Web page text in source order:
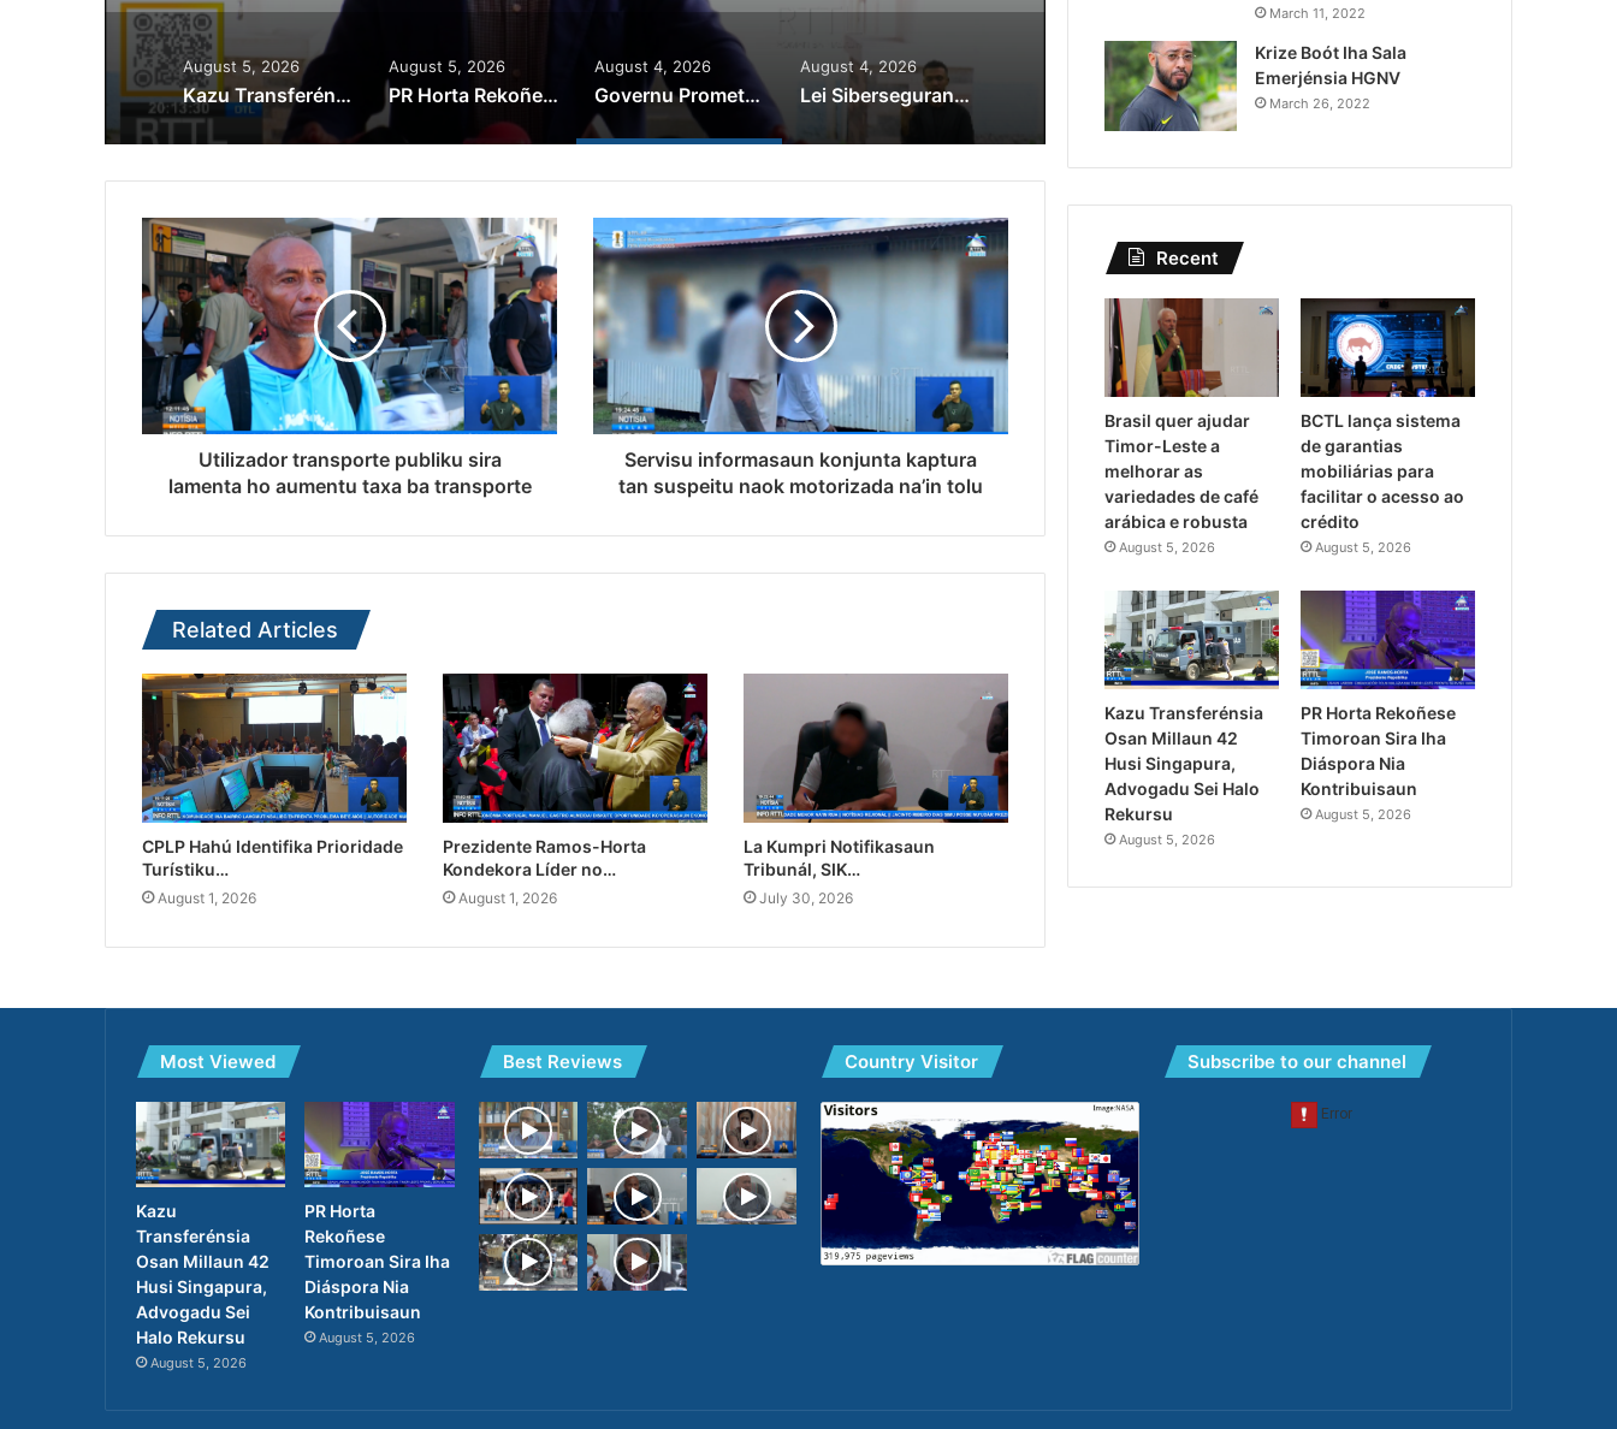
August 5, 2026
Kazu Transferénsia Osan Millaun 42 Husi Singapura, Advogadu Sei Halo Rekursu
August 5, 2026
PR Horta Rekoñese Timoroan Sira Iha Diáspora Nia Kontribuisaun
August 4, 2026
Governu Promete Tau Prioridade ba Setór Minerais no Setór Produtivu
August 4, 2026
Lei Siberseguransa Ajuda Autoridade Polisiál Kaptura Autór Kriminozu ho Paradeiru Iha Estranjeiru
Utilizador transporte publiku sira
lamenta ho aumentu taxa ba transporte
Servisu informasaun konjunta kaptura
tan suspeitu naok motorizada na’in tolu
Related Articles
CPLP Hahú Identifika Prioridade
Turístiku…
August 1, 2026
Prezidente Ramos-Horta
Kondekora Líder no…
August 1, 2026
La Kumpri Notifikasaun
Tribunál, SIK…
July 30, 2026
March 11, 2022
Krize Boót Iha Sala
Emerjénsia HGNV
March 26, 2022
Recent
Brasil quer ajudar
Timor-Leste a
melhorar as
variedades de café
arábica e robusta
August 5, 2026
BCTL lança sistema
de garantias
mobiliárias para
facilitar o acesso ao
crédito
August 5, 2026
Kazu Transferénsia
Osan Millaun 42
Husi Singapura,
Advogadu Sei Halo
Rekursu
August 5, 2026
PR Horta Rekoñese
Timoroan Sira Iha
Diáspora Nia
Kontribuisaun
August 5, 2026
Most Viewed
Kazu
Transferénsia
Osan Millaun 42
Husi Singapura,
Advogadu Sei
Halo Rekursu
August 5, 2026
PR Horta
Rekoñese
Timoroan Sira Iha
Diáspora Nia
Kontribuisaun
August 5, 2026
Best Reviews Country Visitor Subscribe to our channel